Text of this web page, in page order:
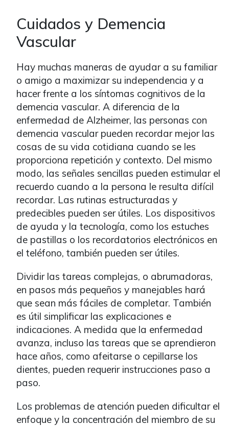
Cuidados y Demencia
Vascular
Hay muchas maneras de ayudar a su familiar
o amigo a maximizar su independencia y a
hacer frente a los síntomas cognitivos de la
demencia vascular. A diferencia de la
enfermedad de Alzheimer, las personas con
demencia vascular pueden recordar mejor las
cosas de su vida cotidiana cuando se les
proporciona repetición y contexto. Del mismo
modo, las señales sencillas pueden estimular el
recuerdo cuando a la persona le resulta difícil
recordar. Las rutinas estructuradas y
predecibles pueden ser útiles. Los dispositivos
de ayuda y la tecnología, como los estuches
de pastillas o los recordatorios electrónicos en
el teléfono, también pueden ser útiles.
Dividir las tareas complejas, o abrumadoras,
en pasos más pequeños y manejables hará
que sean más fáciles de completar. También
es útil simplificar las explicaciones e
indicaciones. A medida que la enfermedad
avanza, incluso las tareas que se aprendieron
hace años, como afeitarse o cepillarse los
dientes, pueden requerir instrucciones paso a
paso.
Los problemas de atención pueden dificultar el
enfoque y la concentración del miembro de su